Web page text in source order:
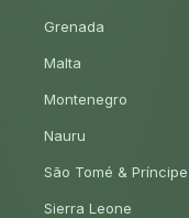
Grenada
Malta
Montenegro
Nauru
São Tomé & Príncipe
Sierra Leone